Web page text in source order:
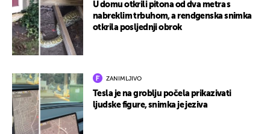
U domu otkrili pitona od dva metra s
nabreklim trbuhom, a rendgenska snimka
otkrila posljednji obrok
ZANIMLJIVO
Tesla je na groblju počela prikazivati
ljudske figure, snimka je jeziva